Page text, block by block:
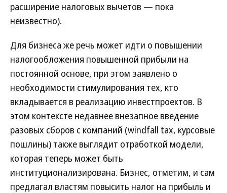
расширение налоговых вычетов — пока
неизвестно).
Для бизнеса же речь может идти о повышении
налогообложения повышенной прибыли на
постоянной основе, при этом заявлено о
необходимости стимулирования тех, кто
вкладывается в реализацию инвестпроектов. В
этом контексте недавнее внезапное введение
разовых сборов с компаний (windfall tax, курсовые
пошлины) также выглядит отработкой модели,
которая теперь может быть
институционализирована. Бизнес, отметим, и сам
предлагал властям повысить налог на прибыль и